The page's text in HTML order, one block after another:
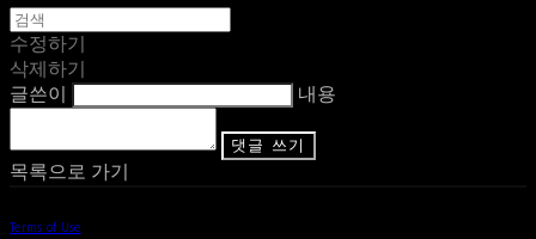
수정하기
삭제하기
글쓴이
내용
댓글 쓰기
목록으로 가기
Terms of Use